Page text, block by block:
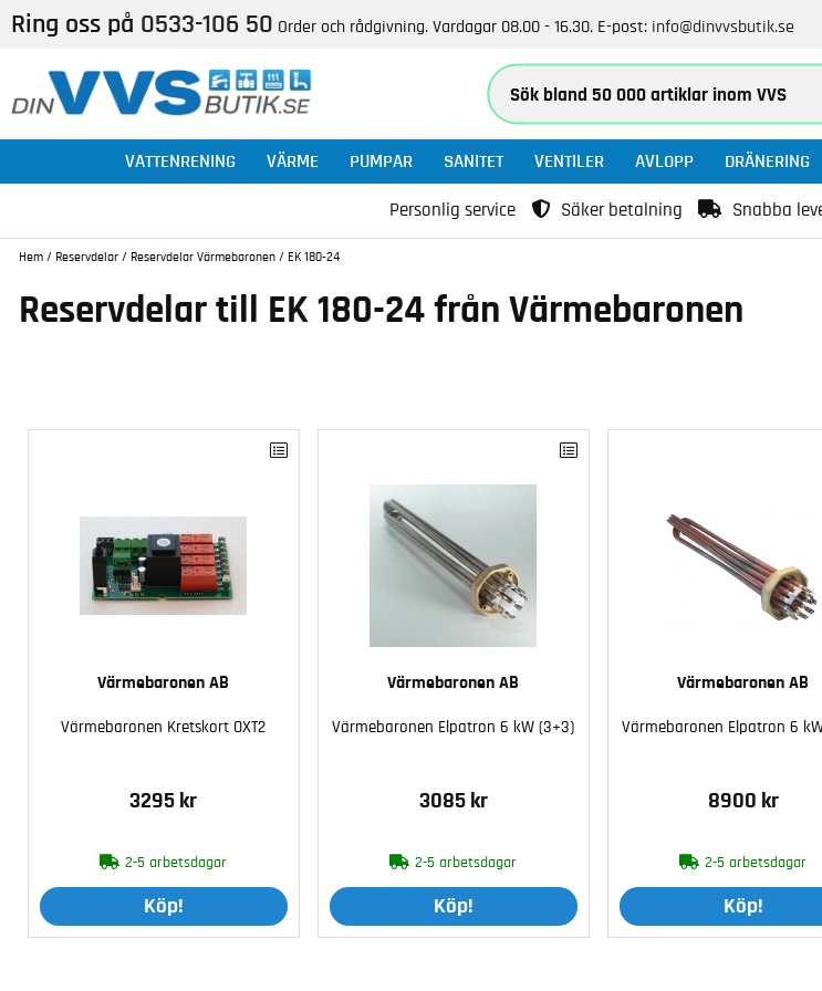
Ring oss på 0533-106 50 Order och rådgivning. Vardagar 08.00 - 16.30. E-post: info@dinvvsbutik.se
VATTENRENING VÄRME PUMPAR SANITET VENTILER AVLOPP DRÄNERING
Personlig service Säker betalning Snabba
Hem / Reservdelar / Reservdelar Värmebaronen / EK 180-24
Reservdelar till EK 180-24 från Värmebaronen
Värmebaronen AB
Värmebaronen Kretskort OXT2
3295 kr
2-5 arbetsdagar
Köp!
Värmebaronen AB
Värmebaronen Elpatron 6 kW (3+3)
3085 kr
2-5 arbetsdagar
Köp!
Värmebaronen AB
Värmebaronen Elpatron 6
8900 kr
2-5 arbetsdagar
Köp!